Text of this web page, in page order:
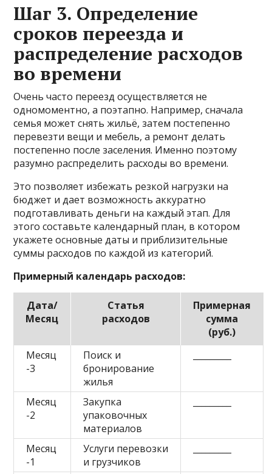
Шаг 3. Определение
сроков переезда и
распределение расходов
во времени
Очень часто переезд осуществляется не
одномоментно, а поэтапно. Например, сначала
семья может снять жильё, затем постепенно
перевезти вещи и мебель, а ремонт делать
постепенно после заселения. Именно поэтому
разумно распределить расходы во времени.
Это позволяет избежать резкой нагрузки на
бюджет и дает возможность аккуратно
подготавливать деньги на каждый этап. Для
этого составьте календарный план, в котором
укажете основные даты и приблизительные
суммы расходов по каждой из категорий.
Примерный календарь расходов:
Дата/
Месяц
Статья
расходов
Примерная
сумма
(руб.)
Месяц
-3
Поиск и
бронирование
жилья
Месяц
-2
Закупка
упаковочных
материалов
Месяц
-1
Услуги перевозки
и грузчиков